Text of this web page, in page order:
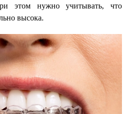
этом нужно учитывать, что
высока.